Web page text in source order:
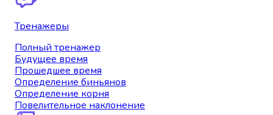
Тренажеры
Полный тренажер
Будущее время
Прошедшее время
Определение биньянов
Определение корня
Повелительное наклонение